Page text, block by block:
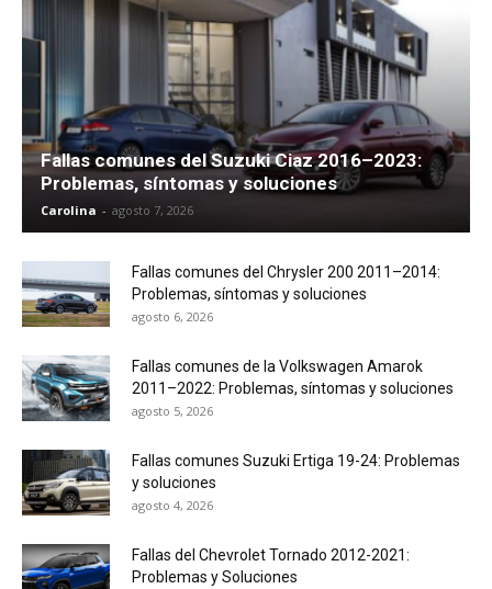
Fallas comunes del Suzuki Ciaz 2016–2023:
Problemas, síntomas y soluciones
Carolina - agosto 7, 2026
Fallas comunes del Chrysler 200 2011–2014:
Problemas, síntomas y soluciones
agosto 6, 2026
Fallas comunes de la Volkswagen Amarok
2011–2022: Problemas, síntomas y soluciones
agosto 5, 2026
Fallas comunes Suzuki Ertiga 19-24: Problemas
y soluciones
agosto 4, 2026
Fallas del Chevrolet Tornado 2012-2021:
Problemas y Soluciones